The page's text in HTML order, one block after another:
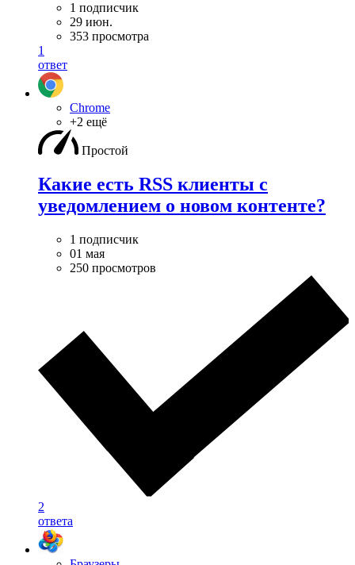
1 подписчик
29 июн.
353 просмотра
1
ответ
Chrome
+2 ещё
Простой
Какие есть RSS клиенты с
уведомлением о новом контенте?
1 подписчик
01 мая
250 просмотров
2
ответа